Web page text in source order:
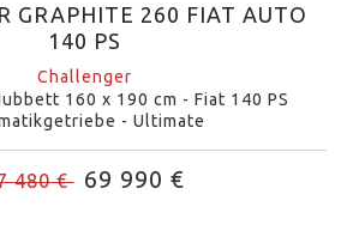
GRAPHITE 260 FIAT AUTO
140 PS
Challenger
160 x 190 cm - Fiat 140 PS
- Ultimate
480 € 69 990 €